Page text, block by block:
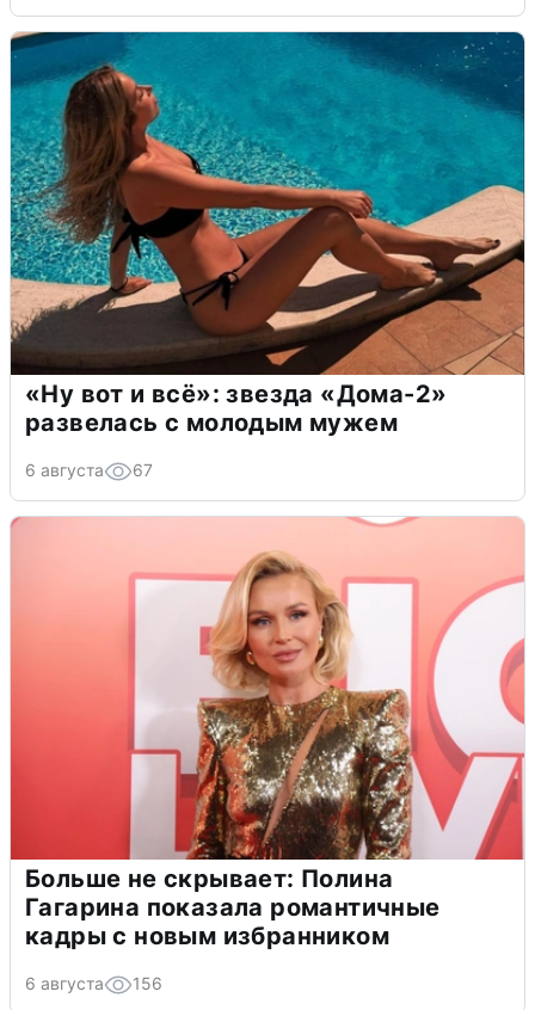
«Ну вот и всё»: звезда «Дома-2»
развелась с молодым мужем
6 августа 67
Больше не скрывает: Полина
Гагарина показала романтичные
кадры с новым избранником
6 августа 156